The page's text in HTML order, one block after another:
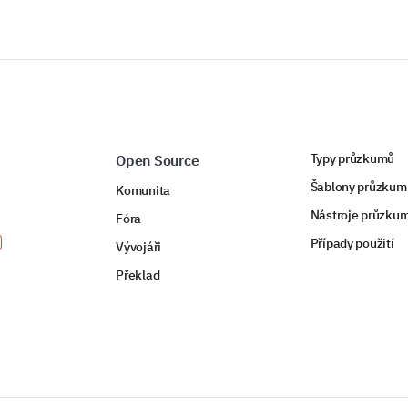
Open Source
Komunita
Fóra
Vývojáři
Překlad
Typy průzkumů
Šablony
Nástroje
Případy použití